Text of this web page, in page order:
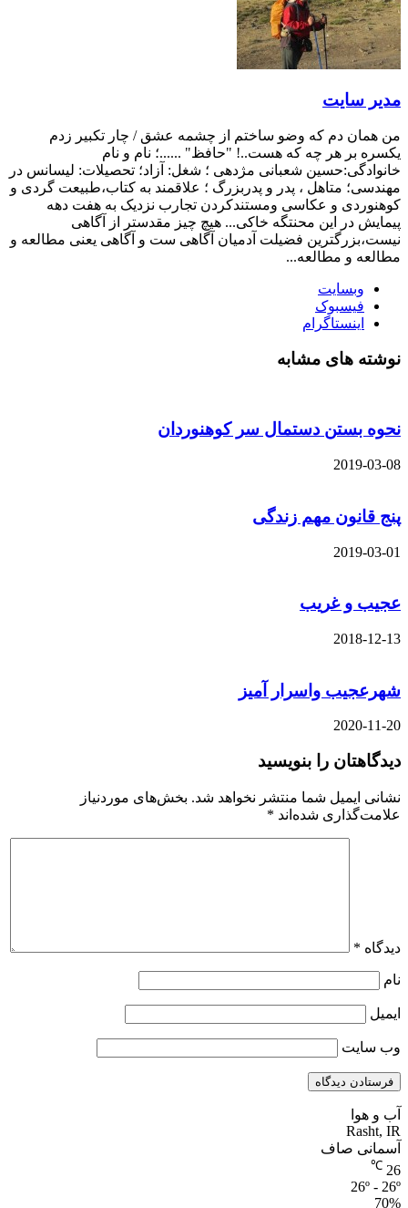
مدیر سایت
من همان دم که وضو ساختم از چشمه عشق / چار تکبیر زدم
یکسره بر هر چه که هست..! "حافظ" ......؛ نام و نام
خانوادگی:حسین شعبانی مژدهی ؛ شغل: آزاد؛ تحصیلات: لیسانس در
مهندسی؛ متاهل ، پدر و پدربزرگ ؛ علاقمند به کتاب،طبیعت گردی و
کوهنوردی و عکاسی ومستندکردن تجارب نزدیک به هفت دهه
پیمایش در این محنتگه خاکی... هیچ چیز مقدستر از آگاهی
نیست،بزرگترین فضیلت آدمیان آگاهی ست و آگاهی یعنی مطالعه و
مطالعه و مطالعه...
وبسایت
فیسبوک
اینستاگرام
نوشته های مشابه
نحوه بستن دستمال سر کوهنوردان
2019-03-08
پنج قانون مهم زندگی
2019-03-01
عجیب و غریب
2018-12-13
شهرعجیب واسرار آمیز
2020-11-20
دیدگاهتان را بنویسید
نشانی ایمیل شما منتشر نخواهد شد. بخش‌های موردنیاز
علامت‌گذاری شده‌اند *
دیدگاه *
نام
ایمیل
وب‌ سایت
آب و هوا
Rasht, IR
آسمانی صاف
26
℃
26º - 26º
70%